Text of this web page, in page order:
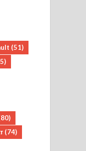
(51)
(74)